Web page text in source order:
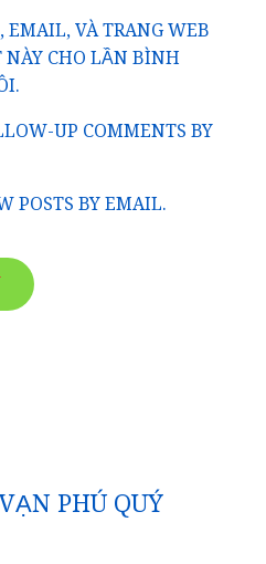
EMAIL, VÀ TRANG WEB
NÀY CHO LẦN BÌNH
UP COMMENTS BY
POSTS BY EMAIL.
PHÚ QUÝ